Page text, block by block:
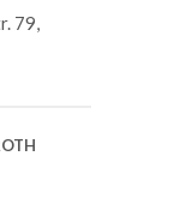
79,